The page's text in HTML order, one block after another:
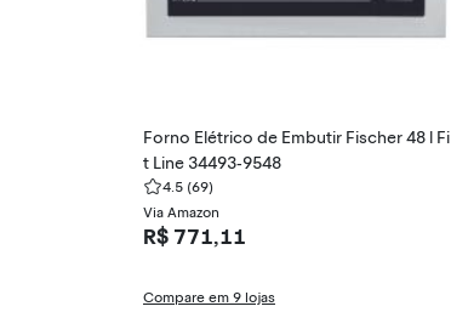
Forno Elétrico de Embutir Fischer 48 l Fi
t Line 34493-9548
4.5 (69)
Via Amazon
R$ 771,11
Compare em 9 lojas